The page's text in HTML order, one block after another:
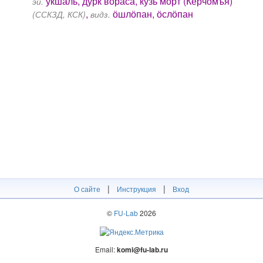
(ССКЗД, КСК), видз. ӧшлӧпан, ӧслӧпан
О сайте | Инструкция | Вход
© FU-Lab2026
Email:komi@fu-lab.ru